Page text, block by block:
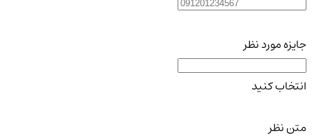
جایزه مورد نظر
انتخاب کنید
متن نظر